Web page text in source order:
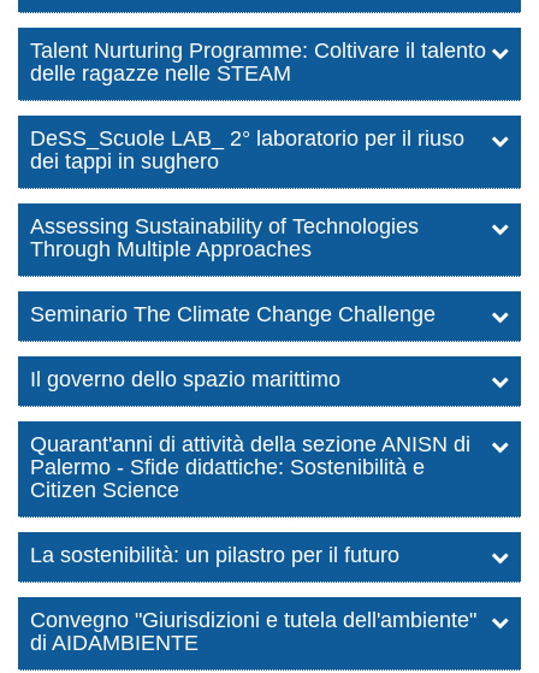
Talent Nurturing Programme: Coltivare il talento
delle ragazze nelle STEAM
DeSS_Scuole LAB_ 2° laboratorio per il riuso
dei tappi in sughero
Assessing Sustainability of Technologies
Through Multiple Approaches
Seminario The Climate Change Challenge
Il governo dello spazio marittimo
Quarant'anni di attività della sezione ANISN di
Palermo - Sfide didattiche: Sostenibilità e
Citizen Science
La sostenibilità: un pilastro per il futuro
Convegno "Giurisdizioni e tutela dell'ambiente"
di AIDAMBIENTE